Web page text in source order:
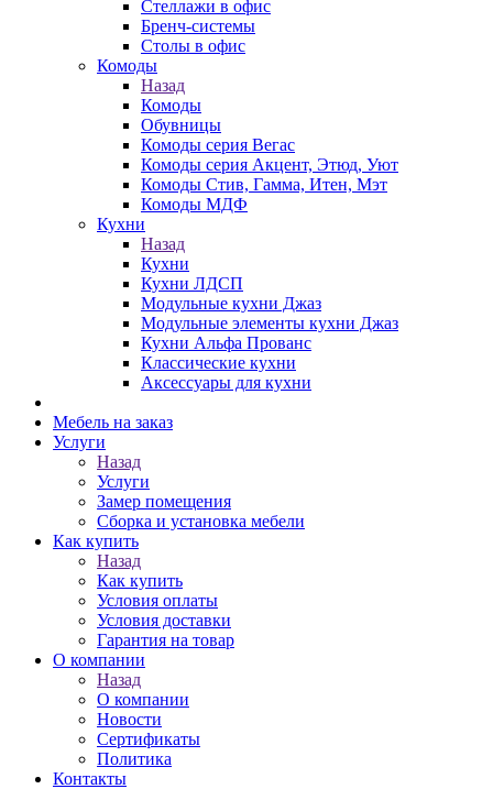
Стеллажи в офис
Бренч-системы
Столы в офис
Комоды
Назад
Комоды
Обувницы
Комоды серия Вегас
Комоды серия Акцент, Этюд, Уют
Комоды Стив, Гамма, Итен, Мэт
Комоды МДФ
Кухни
Назад
Кухни
Кухни ЛДСП
Модульные кухни Джаз
Модульные элементы кухни Джаз
Кухни Альфа Прованс
Классические кухни
Аксессуары для кухни
Мебель на заказ
Услуги
Назад
Услуги
Замер помещения
Сборка и установка мебели
Как купить
Назад
Как купить
Условия оплаты
Условия доставки
Гарантия на товар
О компании
Назад
О компании
Новости
Сертификаты
Политика
Контакты